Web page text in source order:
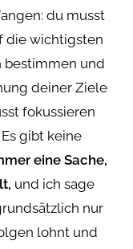
du musst
die wichtigsten
bestimmen und
deiner Ziele
fokussieren
gibt keine
eine Sache,
und ich sage
nur
lohnt und